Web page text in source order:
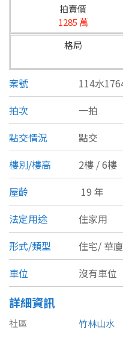
台北市
基隆市
宜蘭縣
新竹市
新竹縣
苗栗縣
台中市
彰化縣
南投縣
類型(可複選)
不拘 公寓
別墅 透天厝
辦公
坪數
不拘
拍賣價
1285 萬
格局
案號
114水
拍次
一拍
點交情況
點交
樓別/樓高
2樓 / 6樓
屋齡
19 年
法定用途
住家用
形式/類型
住宅/ 華廈
車位
沒有車位
詳細資訊
社區
竹林山水